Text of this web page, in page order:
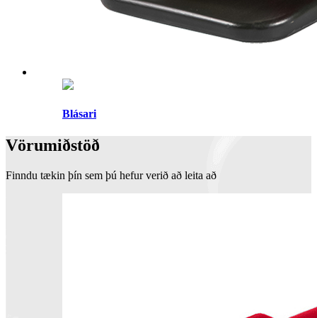
Blásari
Vörumiðstöð
Finndu tækin þín sem þú hefur verið að leita að